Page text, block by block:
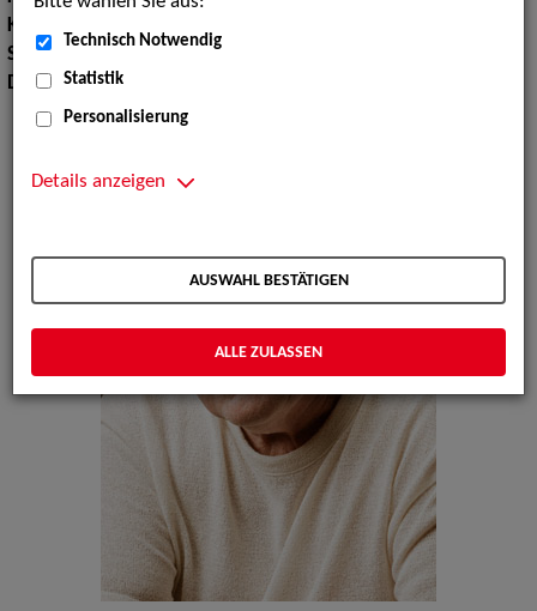
Konfektionsgröße:
Sprachen:
Dialekte:Fränkisch
Technisch Notwendig
Statistik
Personalisierung
Details anzeigen
AUSWAHL BESTÄTIGEN
ALLE ZULASSEN